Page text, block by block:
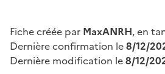
Fiche créée par MaxANRH, en
Dernière confirmation le8/12/
Dernière modification le8/12/